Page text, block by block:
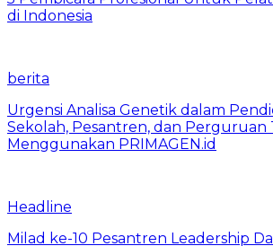
di Indonesia
berita
Urgensi Analisa Genetik dalam
Sekolah, Pesantren, dan Perguruan
Menggunakan PRIMAGEN.id
Headline
Milad ke-10 Pesantren Leadership